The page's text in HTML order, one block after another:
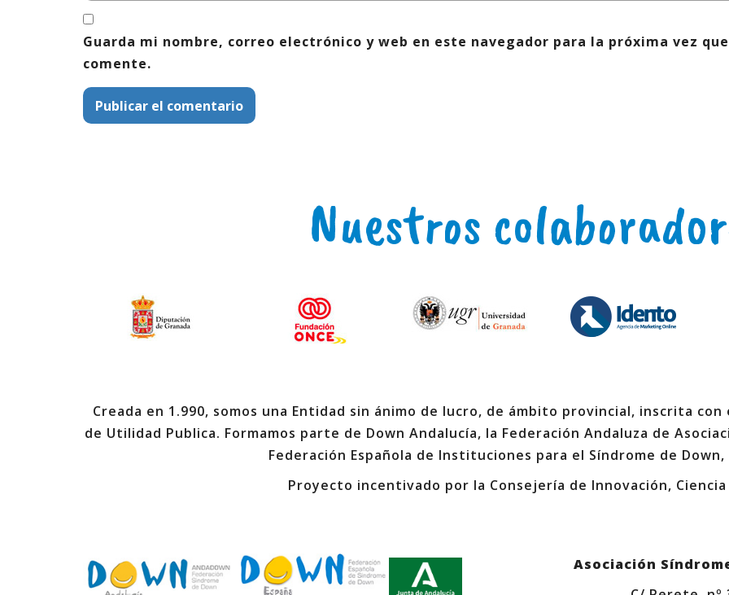
Guarda mi nombre, correo electrónico y web en este navegador para la próxima vez que
comente.
Nuestros
Creada en 1.990, somos una Entidad sin ánimo de lucro, de ámbito provincial, inscrita
de Utilidad Publica. Formamos parte de Down Andalucía, la Federación Andaluza de
Federación Española de Instituciones para el Síndrome de Down,
Proyecto incentivado por la Consejería de Innovación, Ciencia
Asociación